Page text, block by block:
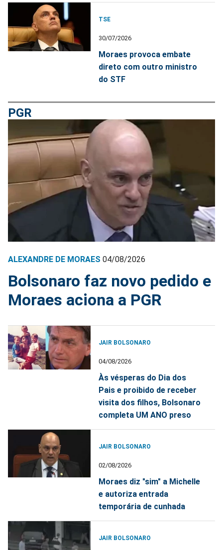
TSE
30/07/2026
Moraes provoca embate
direto com outro ministro
do STF
PGR
ALEXANDRE DE MORAES 04/08/2026
Bolsonaro faz novo pedido e
Moraes aciona a PGR
JAIR BOLSONARO
04/08/2026
Às vésperas do Dia dos
Pais e proibido de receber
visita dos filhos, Bolsonaro
completa UM ANO preso
JAIR BOLSONARO
02/08/2026
Moraes diz "sim" a Michelle
e autoriza entrada
temporária de cunhada
JAIR BOLSONARO